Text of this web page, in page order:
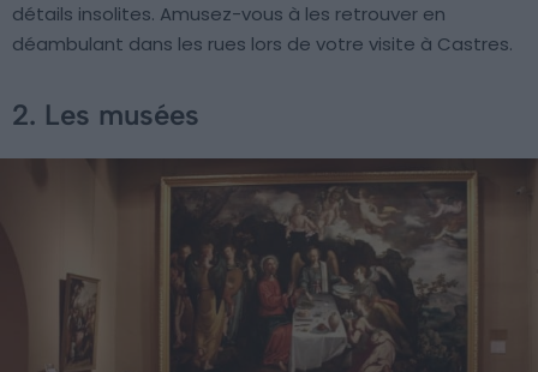
détails insolites. Amusez-vous à les retrouver en
déambulant dans les rues lors de votre visite à Castres.
2. Les musées